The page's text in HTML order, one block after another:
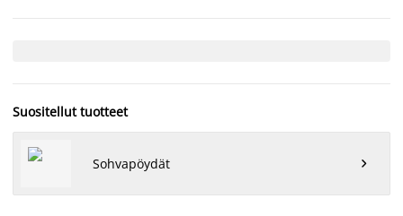
Suositellut tuotteet
Sohvapöydät 